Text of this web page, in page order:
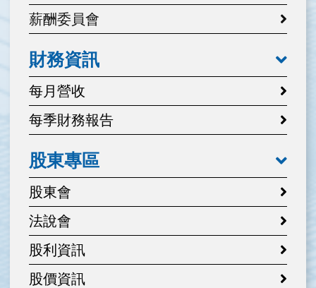
薪酬委員會
財務資訊
每月營收
每季財務報告
股東專區
股東會
法說會
股利資訊
股價資訊